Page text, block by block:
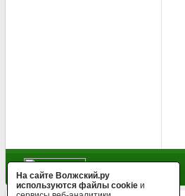
На сайте Волжский.ру
используются файлы cookie и